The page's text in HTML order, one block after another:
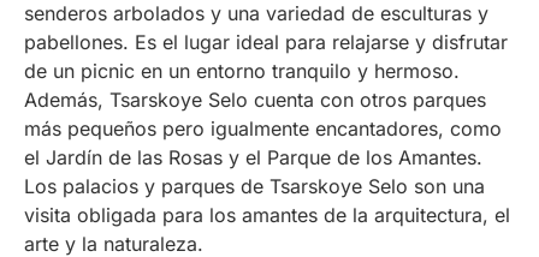
senderos arbolados y una variedad de esculturas y
pabellones. Es el lugar ideal para relajarse y disfrutar
de un picnic en un entorno tranquilo y hermoso.
Además, Tsarskoye Selo cuenta con otros parques
más pequeños pero igualmente encantadores, como
el Jardín de las Rosas y el Parque de los Amantes.
Los palacios y parques de Tsarskoye Selo son una
visita obligada para los amantes de la arquitectura, el
arte y la naturaleza.